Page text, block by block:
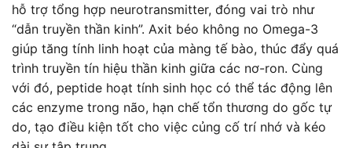
hỗ trợ tổng hợp neurotransmitter, đóng vai trò như
“dẫn truyền thần kinh”. Axit béo không no Omega-3
giúp tăng tính linh hoạt của màng tế bào, thúc đẩy quá
trình truyền tín hiệu thần kinh giữa các nơ-ron. Cùng
với đó, peptide hoạt tính sinh học có thể tác động lên
các enzyme trong não, hạn chế tổn thương do gốc tự
do, tạo điều kiện tốt cho việc củng cố trí nhớ và kéo